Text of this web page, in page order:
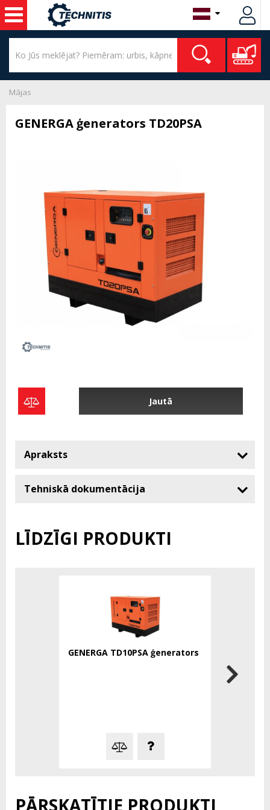
Mājas
GENERGA ģenerators TD20PSA
Jautā
Apraksts
Tehniskā dokumentācija
LĪDZĪGI PRODUKTI
GENERGA TD10PSA ģenerators
PĀRSKATĪTIE PRODUKTI